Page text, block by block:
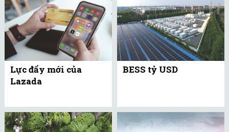
Lực đẩy mới của
Lazada
BESS tỷ USD